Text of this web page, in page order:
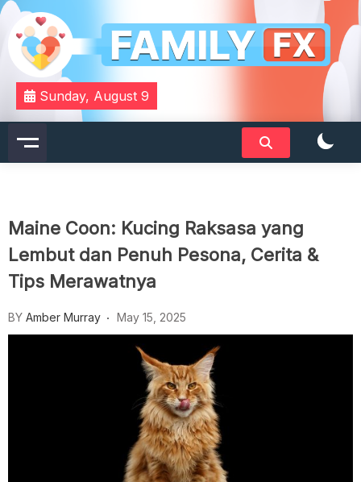
Skip
content
Familyfx
Your Daily Dose of Family Wisdom
Sunday, August 9
Maine Coon: Kucing Raksasa yang
Lembut dan Penuh Pesona, Cerita &
Tips Merawatnya
BY Amber Murray May 15, 2025